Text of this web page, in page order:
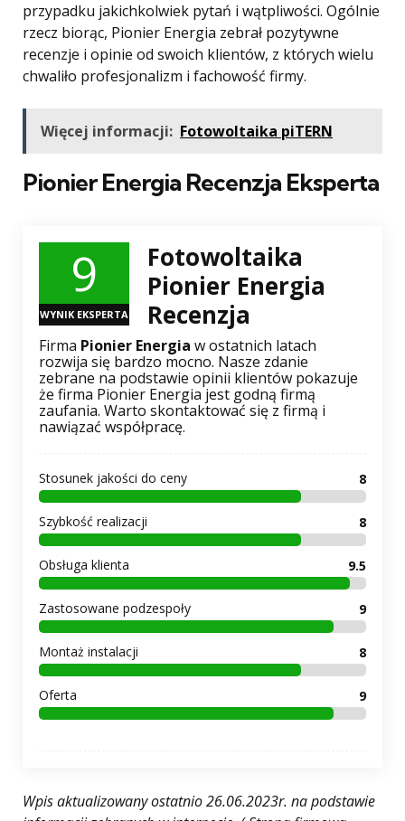
przypadku jakichkolwiek pytań i wątpliwości. Ogólnie
rzecz biorąc, Pionier Energia zebrał pozytywne
recenzje i opinie od swoich klientów, z których wielu
chwaliło profesjonalizm i fachowość firmy.
Więcej informacji: Fotowoltaika piTERN
Pionier Energia Recenzja Eksperta
9
WYNIK EKSPERTA
Fotowoltaika
Pionier Energia
Recenzja
Firma Pionier Energia w ostatnich latach
rozwija się bardzo mocno. Nasze zdanie
zebrane na podstawie opinii klientów pokazuje
że firma Pionier Energia jest godną firmą
zaufania. Warto skontaktować się z firmą i
nawiązać współpracę.
Stosunek jakości do ceny 8
Szybkość realizacji 8
Obsługa klienta 9.5
Zastosowane podzespoły 9
Montaż instalacji 8
Oferta 9
Wpis aktualizowany ostatnio 26.06.2023r. na podstawie